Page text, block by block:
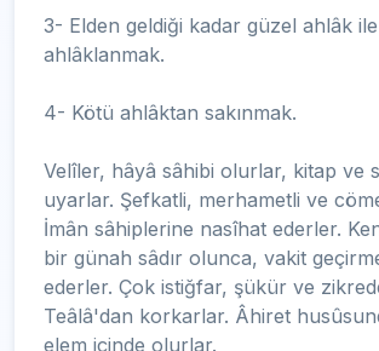
3- Elden geldiği kadar güzel ahlâk ile
ahlâklanmak.
4- Kötü ahlâktan sakınmak.
Velîler, hâyâ sâhibi olurlar, kitap ve
uyarlar. Şefkatli, merhametli ve
İmân sâhiplerine nasîhat ederler.
bir günah sâdır olunca, vakit
ederler. Çok istiğfar, şükür ve
Teâlâ'dan korkarlar. Âhiret
elem içinde olurlar.